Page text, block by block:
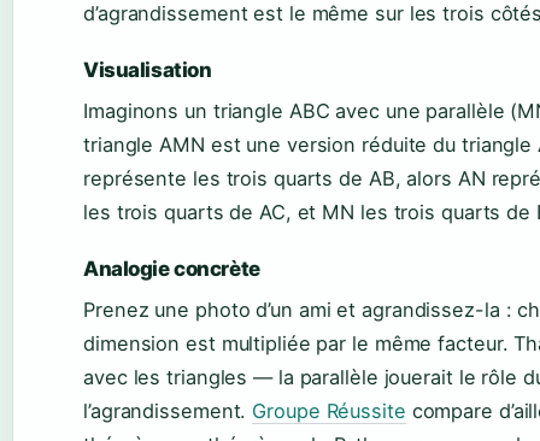
d’agrandissement est le même sur les trois
Visualisation
Imaginons un triangle ABC avec une parallèle
triangle AMN est une version réduite du triangle
représente les trois quarts de AB, alors AN
les trois quarts de AC, et MN les trois quarts de
Analogie concrète
Prenez une photo d’un ami et agrandissez-la :
dimension est multipliée par le même facteur.
avec les triangles — la parallèle jouerait le rôle
l’agrandissement. Groupe Réussite compare